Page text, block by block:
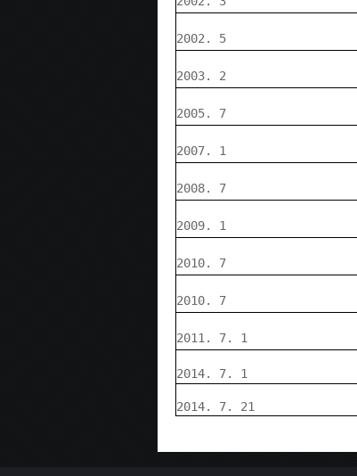
2002. 5
2003. 2
2005. 7
2007. 1
2008. 7
2009. 1
2010. 7
2010. 7
2011. 7. 1
2014. 7. 1
2014. 7. 21